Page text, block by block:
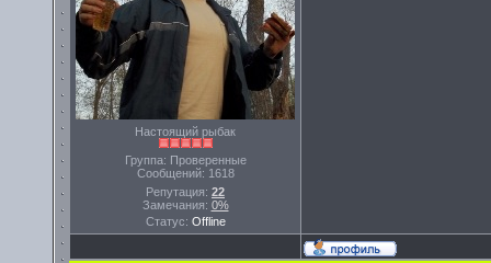
Настоящий рыбак
Группа: Проверенные
Сообщений: 1618
Репутация: 22
Замечания: 0%
Статус: Offline